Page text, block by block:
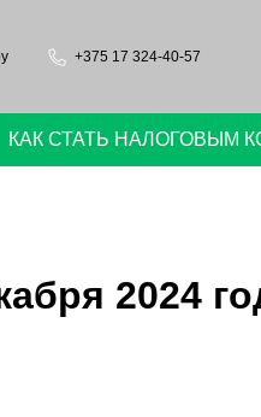
+375 17 324-40-57
КАК СТАТЬ НАЛОГОВЫМ
2024